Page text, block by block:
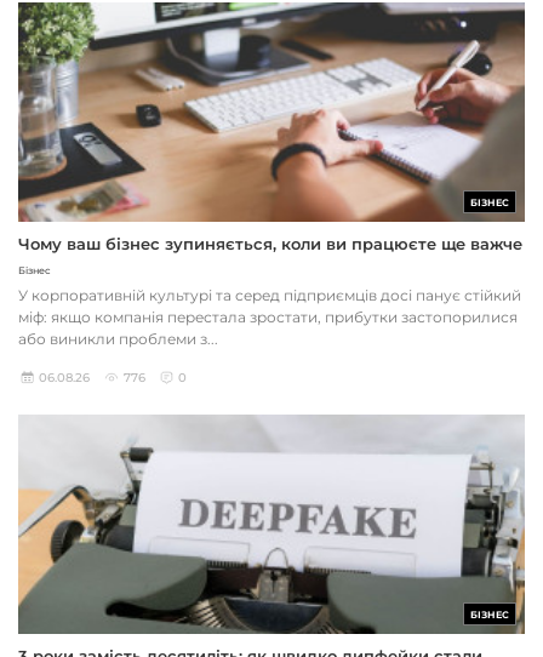
БІЗНЕС
Чому ваш бізнес зупиняється, коли ви працюєте ще важче
Бізнес
У корпоративній культурі та серед підприємців досі панує стійкий
міф: якщо компанія перестала зростати, прибутки застопорилися
або виникли проблеми з...
06.08.26 776 0
БІЗНЕС